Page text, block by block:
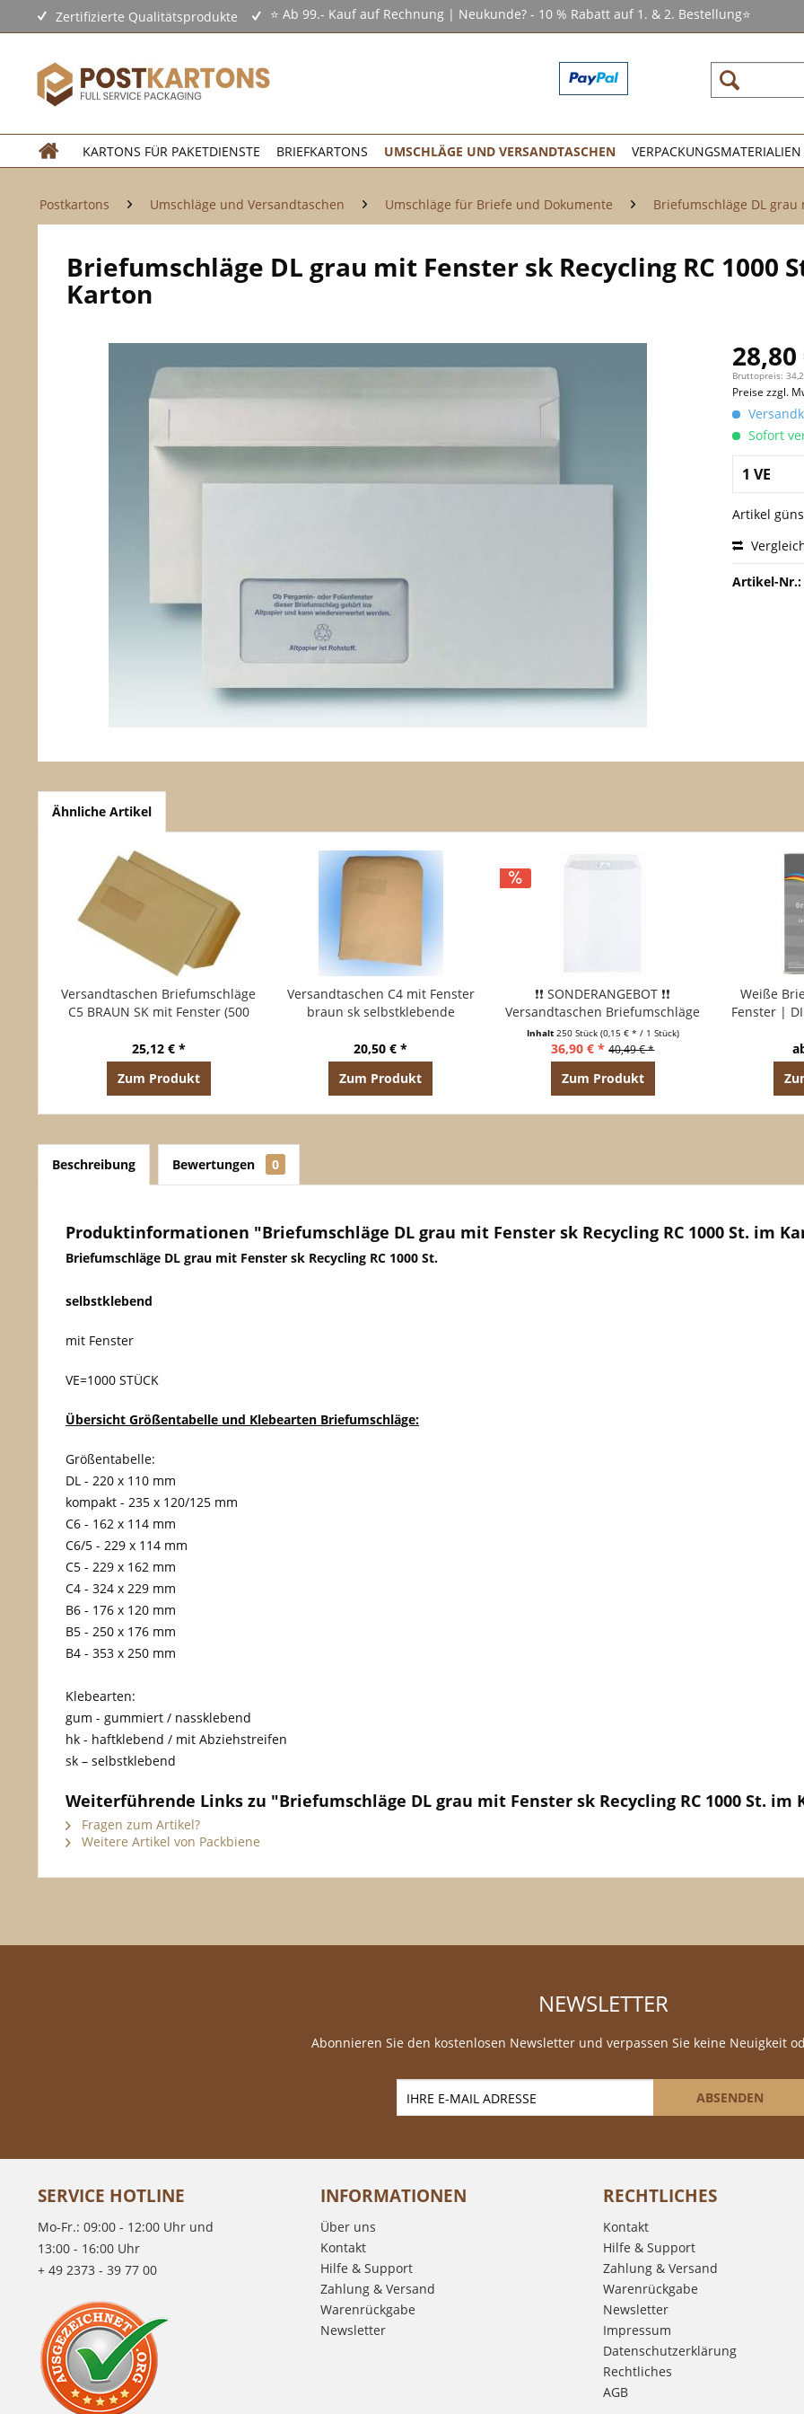
Zertifizierte Qualitätsprodukte ⭐ Ab 99.- Kauf auf Rechnung | Neukunde? - 10 % Rabatt auf 1. & 2. Bestellung⭐
KARTONS FÜR PAKETDIENSTE BRIEFKARTONS UMSCHLÄGE UND VERSANDTASCHEN VERPACKUNGSMATERIALIEN
Postkartons Umschläge und Versandtaschen Umschläge für Briefe und Dokumente Briefumschläge DL grau
Briefumschläge DL grau mit Fenster sk Recycling RC 1000
Karton
Bruttopreis:
Preise zzgl.
Sofort
Artikel
Artikel-Nr.:
Ähnliche Artikel
Versandtaschen Briefumschläge
C5 BRAUN SK mit Fenster (500
25,12 € *
Zum Produkt
Versandtaschen C4 mit Fenster
braun sk selbstklebende
20,50 € *
Zum Produkt
❗❗ SONDERANGEBOT ❗❗
Versandtaschen Briefumschläge
B4 ohne Fenster hk WEISS (250
Stück)
Inhalt 250 Stück (0,15 € * / 1 Stück)
36,90 € * 40,49 € *
Zum Produkt
Weiße
Fenster |
Beschreibung Bewertungen 0
Produktinformationen "Briefumschläge DL grau mit Fenster sk Recycling RC 1000 St. im
Briefumschläge DL grau mit Fenster sk Recycling RC 1000 St.
selbstklebend
mit Fenster
VE=1000 STÜCK
Übersicht Größentabelle und Klebearten Briefumschläge:
Größentabelle:
DL - 220 x 110 mm
kompakt - 235 x 120/125 mm
C6 - 162 x 114 mm
C6/5 - 229 x 114 mm
C5 - 229 x 162 mm
C4 - 324 x 229 mm
B6 - 176 x 120 mm
B5 - 250 x 176 mm
B4 - 353 x 250 mm
Klebearten:
gum - gummiert / nassklebend
hk - haftklebend / mit Abziehstreifen
sk – selbstklebend
Weiterführende Links zu "Briefumschläge DL grau mit Fenster sk Recycling RC 1000 St. im
Fragen zum Artikel?
Weitere Artikel von Packbiene
NEWSLETTER
Abonnieren Sie den kostenlosen Newsletter und verpassen Sie keine Neuigkeit
ABSENDEN
SERVICE HOTLINE
Mo-Fr.: 09:00 - 12:00 Uhr und
13:00 - 16:00 Uhr
+ 49 2373 - 39 77 00
INFORMATIONEN
Über uns
Kontakt
Hilfe & Support
Zahlung & Versand
Warenrückgabe
Newsletter
RECHTLICHES
Kontakt
Hilfe & Support
Zahlung & Versand
Warenrückgabe
Newsletter
Impressum
Datenschutzerklärung
Rechtliches
AGB